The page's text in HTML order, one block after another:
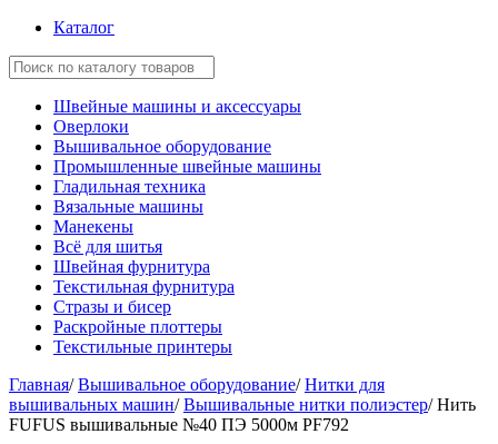
Каталог
Швейные машины и аксессуары
Оверлоки
Вышивальное оборудование
Промышленные швейные машины
Гладильная техника
Вязальные машины
Манекены
Всё для шитья
Швейная фурнитура
Текстильная фурнитура
Стразы и бисер
Раскройные плоттеры
Текстильные принтеры
Главная/ Вышивальное оборудование/ Нитки для
вышивальных машин/ Вышивальные нитки полиэстер/ Нить
FUFUS вышивальные №40 ПЭ 5000м PF792